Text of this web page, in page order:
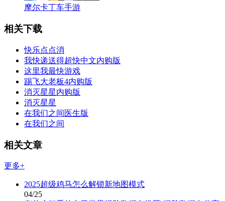
摩尔卡丁车手游
相关下载
快乐点点消
我快递送得超快中文内购版
这里我最快游戏
踢飞大老板4内购版
消灭星星内购版
消灭星星
在我们之间医生版
在我们之间
相关文章
更多+
2025超级鸡马怎么解锁新地图模式
04/25